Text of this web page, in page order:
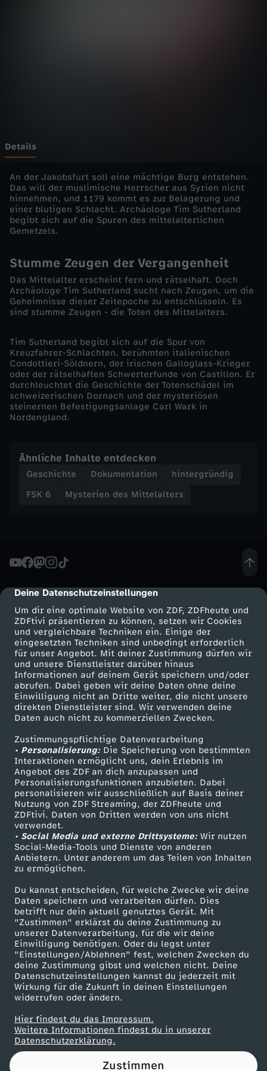
cmp-dialog-description
Deine Datenschutzeinstellungen
Um dir eine optimale Website von ZDF, ZDFheute und
ZDFtivi präsentieren zu können, setzen wir Cookies
und vergleichbare Techniken ein. Einige der
eingesetzten Techniken sind unbedingt erforderlich
für unser Angebot. Mit deiner Zustimmung dürfen wir
und unsere Dienstleister darüber hinaus
Informationen auf deinem Gerät speichern und/oder
abrufen. Dabei geben wir deine Daten ohne deine
Einwilligung nicht an Dritte weiter, die nicht unsere
direkten Dienstleister sind. Wir verwenden deine
Daten auch nicht zu kommerziellen Zwecken.
Zustimmungspflichtige Datenverarbeitung
• Personalisierung:Die Speicherung von bestimmten
Interaktionen ermöglicht uns, dein Erlebnis im
Angebot des ZDF an dich anzupassen und
Personalisierungsfunktionen anzubieten. Dabei
personalisieren wir ausschließlich auf Basis deiner
Nutzung von ZDF Streaming, der ZDFheute und
ZDFtivi. Daten von Dritten werden von uns nicht
verwendet.
• Social Media und externe Drittsysteme:Wir nutzen
Social-Media-Tools und Dienste von anderen
Anbietern. Unter anderem um das Teilen von Inhalten
zu ermöglichen.
Du kannst entscheiden, für welche Zwecke wir deine
Daten speichern und verarbeiten dürfen. Dies
betrifft nur dein aktuell genutztes Gerät. Mit
"Zustimmen" erklärst du deine Zustimmung zu
unserer Datenverarbeitung, für die wir deine
Einwilligung benötigen. Oder du legst unter
"Einstellungen/Ablehnen" fest, welchen Zwecken du
deine Zustimmung gibst und welchen nicht. Deine
Datenschutzeinstellungen kannst du jederzeit mit
Wirkung für die Zukunft in deinen Einstellungen
widerrufen oder ändern.
Hier findest du das Impressum.
Weitere Informationen findest du in unserer
Datenschutzerklärung.
Zustimmen
M
i
t
t
e
l
a
l
t
e
s
-
i
S
c
h
l
a
c
h
t
a
m
J
o
r
d
a
n
Details
An der Jakobsfurt soll eine mächtige Burg entstehen.
Das will der muslimische Herrscher aus Syrien nicht
hinnehmen, und 1179 kommt es zur Belagerung und
einer blutigen Schlacht. Archäologe Tim Sutherland
begibt sich auf die Spuren des mittelalterlichen
Gemetzels.
Stumme Zeugen der Vergangenheit
Das Mittelalter erscheint fern und rätselhaft. Doch
Archäologe Tim Sutherland sucht nach Zeugen, um die
Geheimnisse dieser Zeitepoche zu entschlüsseln. Es
sind stumme Zeugen - die Toten des Mittelalters.
Tim Sutherland begibt sich auf die Spur von
Kreuzfahrer-Schlachten, berühmten italienischen
Condottieri-Söldnern, der irischen Galloglass-Krieger
oder der rätselhaften Schwerterfunde von Castillon. Er
durchleuchtet die Geschichte der Totenschädel im
schweizerischen Dornach und der mysteriösen
steinernen Befestigungsanlage Carl Wark in
Nordengland.
Ähnliche Inhalte entdecken
Geschichte Dokumentation
hintergründig
FSK 6
Mysterien des Mittelalters
Mehr ZDF
ZDF-Apps
Smart TV
ZDFtext
Livestreams
Sendungen A-Z
TV-Programm
Service
ZDFmitreden
Kontakt zum ZDF
Tickets
Zuschauerservice
Hilfe
ZDF Unternehmen
Karriere
ZDF goes Schule
Werbefernsehen
Mainzelmännchen
Partner